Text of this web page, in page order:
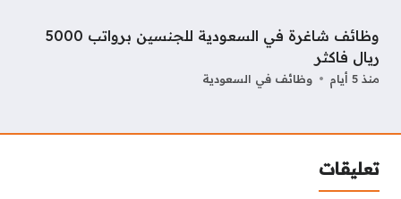
وظائف شاغرة في السعودية للجنسين برواتب 5000
ريال فاكثر
منذ 5 أيام وظائف في السعودية
تعليقات